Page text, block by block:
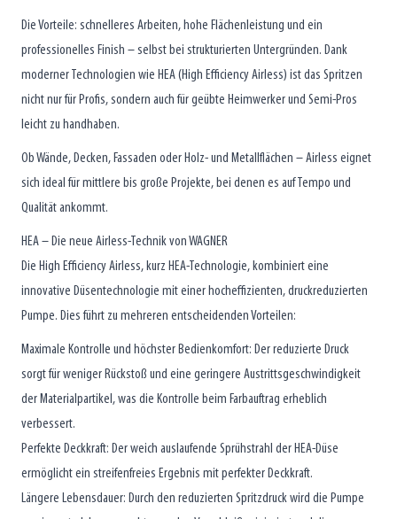
Die Vorteile: schnelleres Arbeiten, hohe Flächenleistung und ein
professionelles Finish – selbst bei strukturierten Untergründen. Dank
moderner Technologien wie HEA (High Efficiency Airless) ist das Spritzen
nicht nur für Profis, sondern auch für geübte Heimwerker und Semi-Pros
leicht zu handhaben.
Ob Wände, Decken, Fassaden oder Holz- und Metallflächen – Airless eignet
sich ideal für mittlere bis große Projekte, bei denen es auf Tempo und
Qualität ankommt.
HEA – Die neue Airless-Technik von WAGNER
Die High Efficiency Airless, kurz HEA-Technologie, kombiniert eine
innovative Düsentechnologie mit einer hocheffizienten, druckreduzierten
Pumpe. Dies führt zu mehreren entscheidenden Vorteilen:
Maximale Kontrolle und höchster Bedienkomfort: Der reduzierte Druck
sorgt für weniger Rückstoß und eine geringere Austrittsgeschwindigkeit
der Materialpartikel, was die Kontrolle beim Farbauftrag erheblich
verbessert.
Perfekte Deckkraft: Der weich auslaufende Sprühstrahl der HEA-Düse
ermöglicht ein streifenfreies Ergebnis mit perfekter Deckkraft.
Längere Lebensdauer: Durch den reduzierten Spritzdruck wird die Pumpe